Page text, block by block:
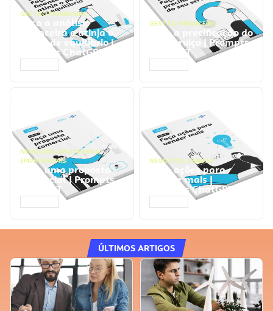
GESTÃO FINANCEIRA
Faça a análise
financeira e atinja o
ponto de equilíbrio |
Prompts ChatGPT
GESTÃO FINANCEIRA
Faça a precificação do
seu serviço | Prompts
ChatGPT
NEGÓCIOS, PROCESSOS
EMPRESARIAIS
Faça uma proposta
comercial | Prompts
ChatGPT
NEGÓCIOS, VENDAS
Faça ações para
vender mais |
Prompts ChatGPT
ÚLTIMOS ARTIGOS